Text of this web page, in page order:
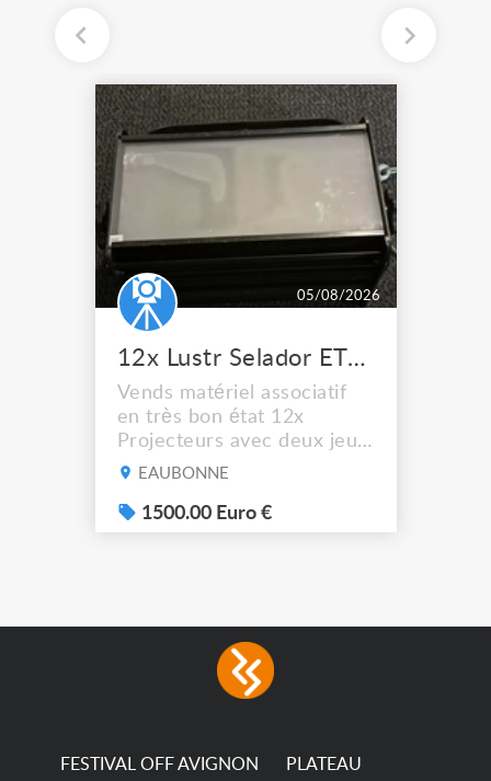
05/08/2026
12x Lustr Selador ETC Led 7x colors filtres
Vends matériel associatif
en très bon état 12x
Projecteurs avec deux jeux
de filtre filtre Lustr Selador
system – seven colour
LEDs providing the
consumption The
permanence of a 50,000-
EAUBONNE
1500.00 Euro €
FESTIVAL OFF AVIGNON PLATEAU